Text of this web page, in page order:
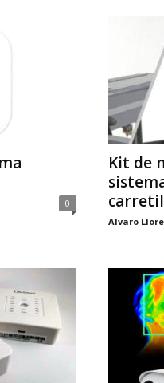
0
Kit de
Alvaro